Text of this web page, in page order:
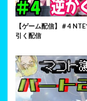
【ゲーム配信】＃4
引く配信